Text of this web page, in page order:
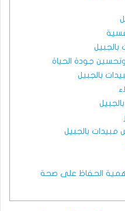
جودة الحياة
بالجبيل
بالجبيل
الحفاظ على صحة